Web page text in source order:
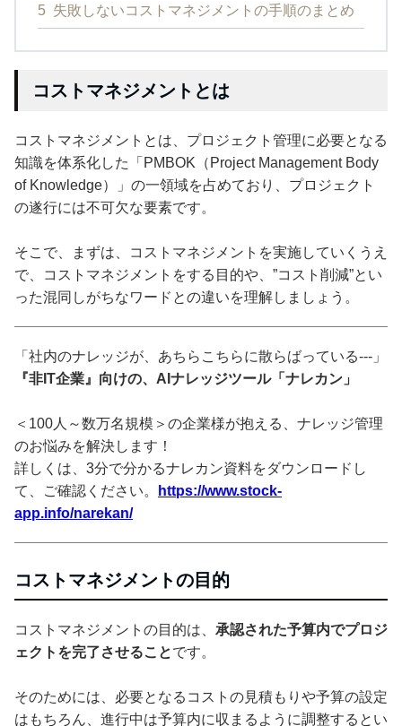
5 失敗しないコストマネジメントの手順のまとめ
コストマネジメントとは
コストマネジメントとは、プロジェクト管理に必要となる
知識を体系化した「PMBOK（Project Management Body
of Knowledge）」の一領域を占めており、プロジェクト
の遂行には不可欠な要素です。
そこで、まずは、コストマネジメントを実施していくうえ
で、コストマネジメントをする目的や、”コスト削減”とい
った混同しがちなワードとの違いを理解しましょう。
「社内のナレッジが、あちらこちらに散らばっている---」
『非IT企業』向けの、AIナレッジツール「ナレカン」
＜100人～数万名規模＞の企業様が抱える、ナレッジ管理
のお悩みを解決します！
詳しくは、3分で分かるナレカン資料をダウンロードし
て、ご確認ください。
https://www.stock-
app.info/narekan/
コストマネジメントの目的
コストマネジメントの目的は、 承認された予算内でプロジ
ェクトを完了させることです。
そのためには、必要となるコストの見積もりや予算の設定
はもちろん、進行中は予算内に収まるように調整するとい